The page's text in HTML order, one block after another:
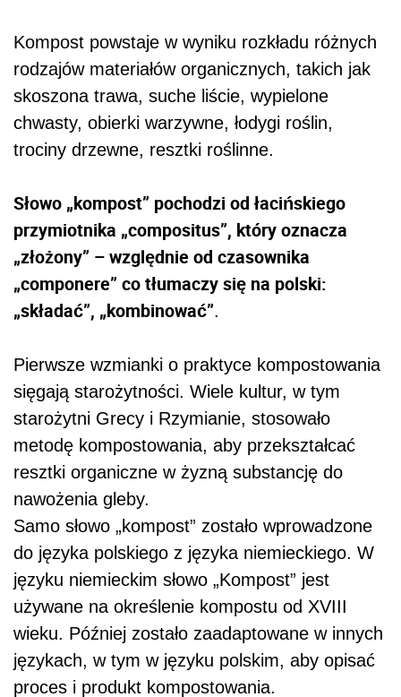
Kompost powstaje w wyniku rozkładu różnych
rodzajów materiałów organicznych, takich jak
skoszona trawa, suche liście, wypielone
chwasty, obierki warzywne, łodygi roślin,
trociny drzewne, resztki roślinne.
Słowo „kompost” pochodzi od łacińskiego
przymiotnika „compositus”, który oznacza
„złożony” – względnie od czasownika
„componere” co tłumaczy się na polski:
„składać”, „kombinować”.
Pierwsze wzmianki o praktyce kompostowania
sięgają starożytności. Wiele kultur, w tym
starożytni Grecy i Rzymianie, stosowało
metodę kompostowania, aby przekształcać
resztki organiczne w żyzną substancję do
nawożenia gleby.
Samo słowo „kompost” zostało wprowadzone
do języka polskiego z języka niemieckiego. W
języku niemieckim słowo „Kompost” jest
używane na określenie kompostu od XVIII
wieku. Później zostało zaadaptowane w innych
językach, w tym w języku polskim, aby opisać
proces i produkt kompostowania.